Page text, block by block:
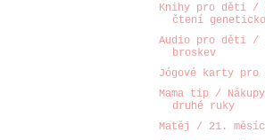
Knihy pro děti /
čtení
Audio pro děti /
broskev
Jógové karty pro
Mama tip /
druhé ruky
Matěj / 21.